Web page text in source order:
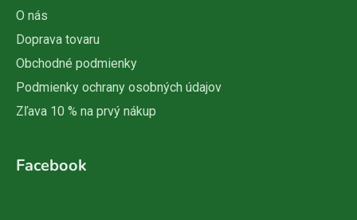
O nás
Doprava tovaru
Obchodné podmienky
Podmienky ochrany osobných údajov
Zľava 10 % na prvý nákup
Facebook